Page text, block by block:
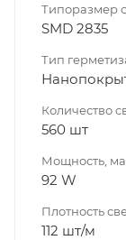
Типоразмер
SMD 2835
Тип
Количество
560 шт
Мощность,
92 W
Плотность
112 шт/м